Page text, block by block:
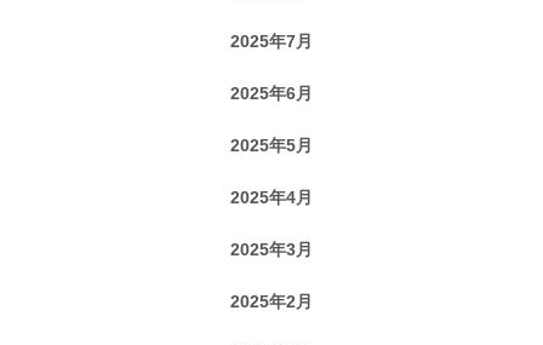
2025年7月
2025年6月
2025年5月
2025年4月
2025年3月
2025年2月